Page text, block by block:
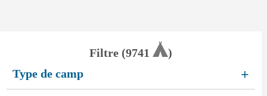
Filtre (9741
)
Type de camp
+